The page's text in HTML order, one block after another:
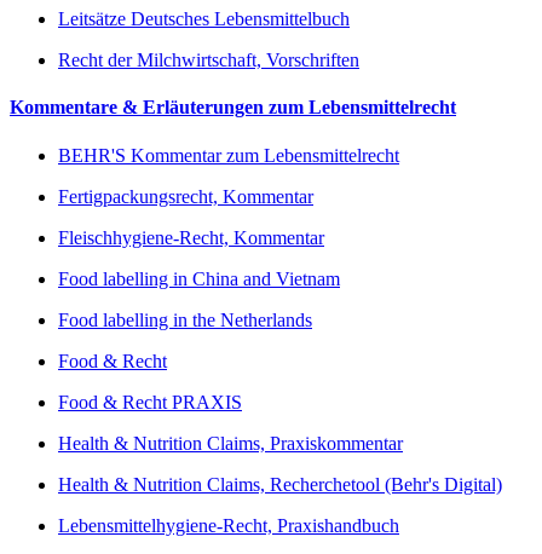
Leitsätze Deutsches Lebensmittelbuch
Recht der Milchwirtschaft, Vorschriften
Kommentare & Erläuterungen zum Lebensmittelrecht
BEHR'S Kommentar zum Lebensmittelrecht
Fertigpackungsrecht, Kommentar
Fleischhygiene-Recht, Kommentar
Food labelling in China and Vietnam
Food labelling in the Netherlands
Food & Recht
Food & Recht PRAXIS
Health & Nutrition Claims, Praxiskommentar
Health & Nutrition Claims, Recherchetool (Behr's Digital)
Lebensmittelhygiene-Recht, Praxishandbuch